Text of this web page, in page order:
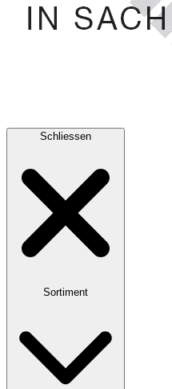
Schliessen
Sortiment